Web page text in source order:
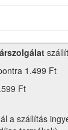
1.499 Ft
Ft
a szállítás